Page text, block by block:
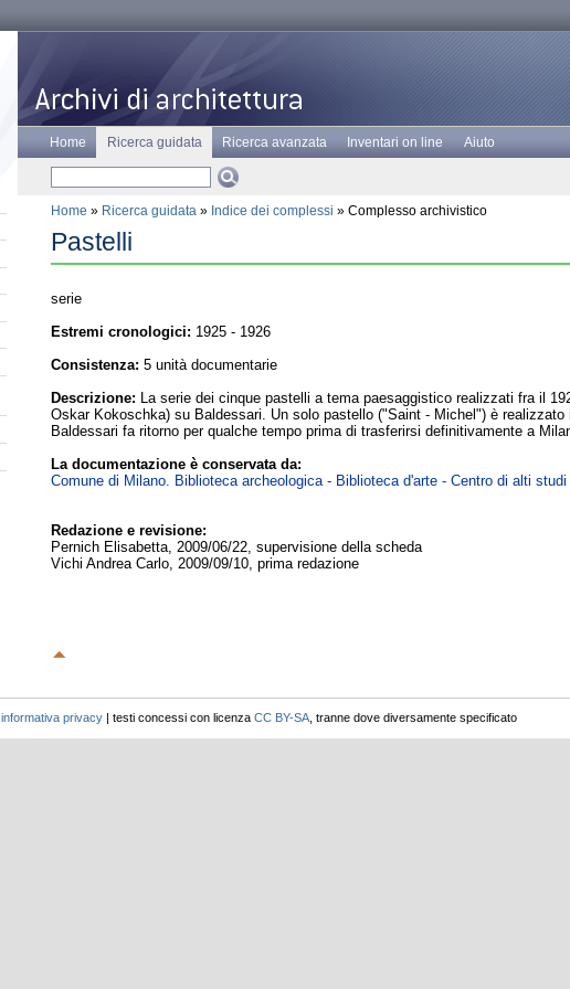
Home Ricerca guidata Ricerca avanzata Inventari on line Aiuto
Home » Ricerca guidata » Indice dei complessi » Complesso archivistico
Pastelli
serie
Estremi cronologici: 1925 - 1926
Consistenza: 5 unità documentarie
Descrizione: La serie dei cinque pastelli a tema paesaggistico realizzati fra il
Oskar Kokoschka) su Baldessari. Un solo pastello ("Saint - Michel") è
Baldessari fa ritorno per qualche tempo prima di trasferirsi definitivamente a
La documentazione è conservata da:
Comune di Milano. Biblioteca archeologica - Biblioteca d'arte - Centro di alti
Redazione e revisione:
Pernich Elisabetta, 2009/06/22, supervisione della scheda
Vichi Andrea Carlo, 2009/09/10, prima redazione
informativa privacy | testi concessi con licenza CC BY-SA , tranne dove diversamente specificato